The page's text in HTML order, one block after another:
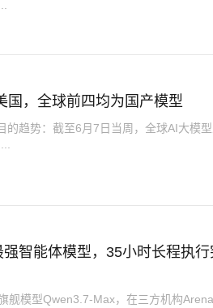
国，全球前四均为国产模型
趋势：截至6月7日当周，全球AI大模型
智能体模型，35小时长程执行
舰模型Qwen3.7-Max，在三方机构